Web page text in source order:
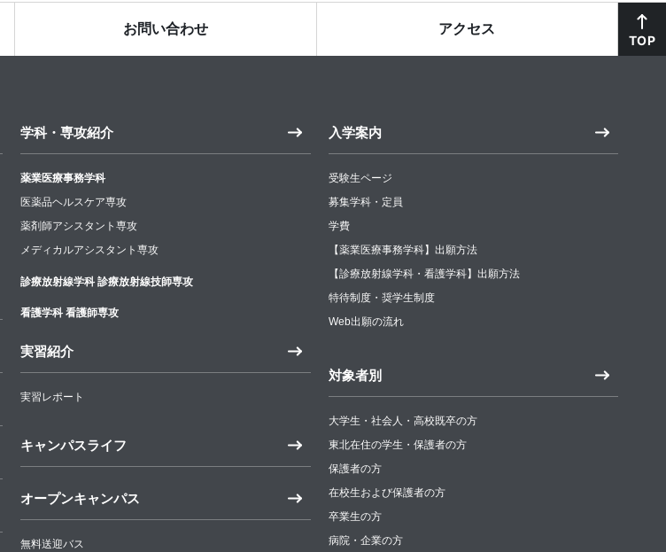
TOP
お問い合わせ アクセス
学科・専攻紹介
薬業医療事務学科
医薬品ヘルスケア専攻
薬剤師アシスタント専攻
メディカルアシスタント専攻
診療放射線学科 診療放射線技師専攻
看護学科 看護師専攻
実習紹介
実習レポート
キャンパスライフ
オープンキャンパス
無料送迎バス
入学案内
受験生ページ
募集学科・定員
学費
【薬業医療事務学科】出願方法
【診療放射線学科・看護学科】出願方法
特待制度・奨学生制度
Web出願の流れ
対象者別
大学生・社会人・高校既卒の方
東北在住の学生・保護者の方
保護者の方
在校生および保護者の方
卒業生の方
病院・企業の方